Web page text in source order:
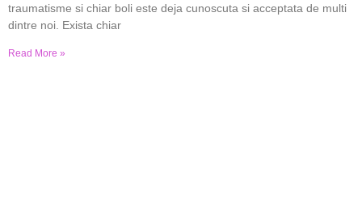
traumatisme si chiar boli este deja cunoscuta si acceptata de multi
dintre noi. Exista chiar
Read More »